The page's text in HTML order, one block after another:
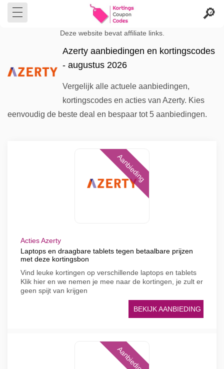
Deze website bevat affiliate links.
Azerty aanbiedingen en kortingscodes
- augustus 2026
Vergelijk alle actuele aanbiedingen,
kortingscodes en acties van Azerty. Kies
eenvoudig de beste deal en bespaar tot 5 aanbiedingen.
Aanbieding
Acties Azerty
Laptops en draagbare tablets tegen betaalbare prijzen
met deze kortingsbon
Vind leuke kortingen op verschillende laptops en tablets
Klik hier en we nemen je mee naar de kortingen, je zult er
geen spijt van krijgen
BEKIJK AANBIEDING
Aanbieding